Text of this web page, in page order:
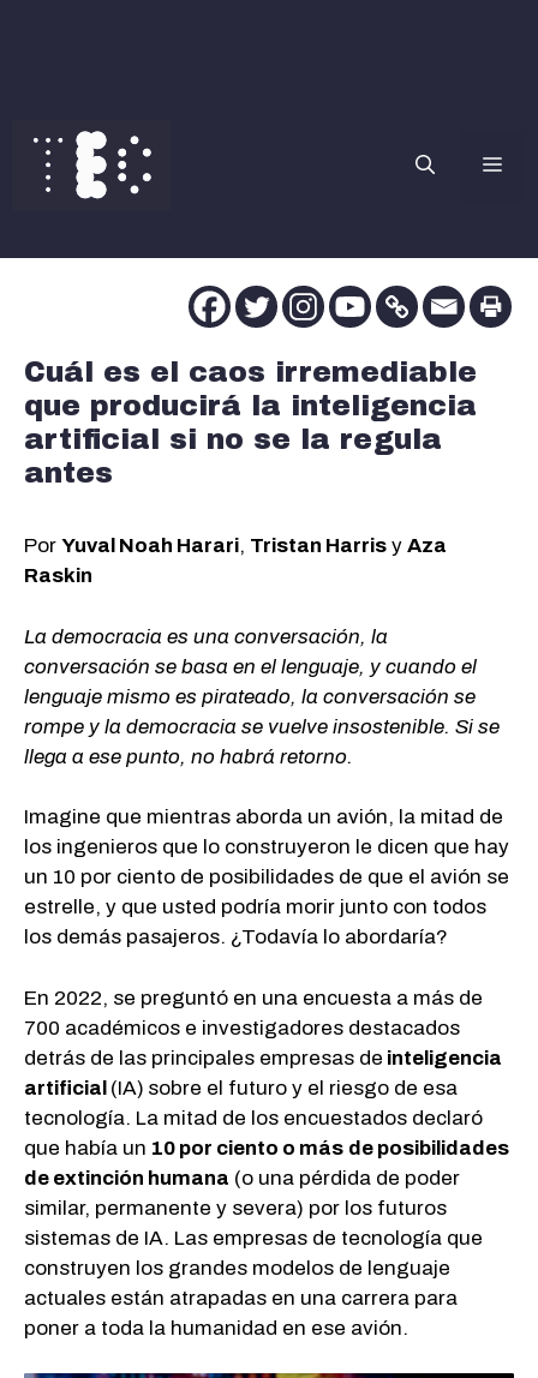
contenido
Cuál es el caos irremediable
que producirá la inteligencia
artificial si no se la regula
antes
Por Yuval Noah Harari, Tristan Harris y Aza
Raskin
La democracia es una conversación, la
conversación se basa en el lenguaje, y cuando el
lenguaje mismo es pirateado, la conversación se
rompe y la democracia se vuelve insostenible. Si se
llega a ese punto, no habrá retorno.
Imagine que mientras aborda un avión, la mitad de
los ingenieros que lo construyeron le dicen que hay
un 10 por ciento de posibilidades de que el avión se
estrelle, y que usted podría morir junto con todos
los demás pasajeros. ¿Todavía lo abordaría?
En 2022, se preguntó en una encuesta a más de
700 académicos e investigadores destacados
detrás de las principales empresas de inteligencia
artificial (IA) sobre el futuro y el riesgo de esa
tecnología. La mitad de los encuestados declaró
que había un 10 por ciento o más de posibilidades
de extinción humana (o una pérdida de poder
similar, permanente y severa) por los futuros
sistemas de IA. Las empresas de tecnología que
construyen los grandes modelos de lenguaje
actuales están atrapadas en una carrera para
poner a toda la humanidad en ese avión.